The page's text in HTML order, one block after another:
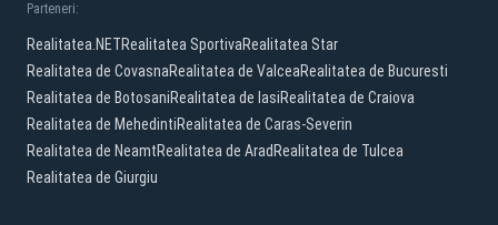
Parteneri:
Realitatea.NETRealitatea SportivaRealitatea Star
Realitatea de CovasnaRealitatea de ValceaRealitatea de Bucuresti
Realitatea de BotosaniRealitatea de IasiRealitatea de Craiova
Realitatea de MehedintiRealitatea de Caras-Severin
Realitatea de NeamtRealitatea de Arad Realitatea de Tulcea
Realitatea de Giurgiu